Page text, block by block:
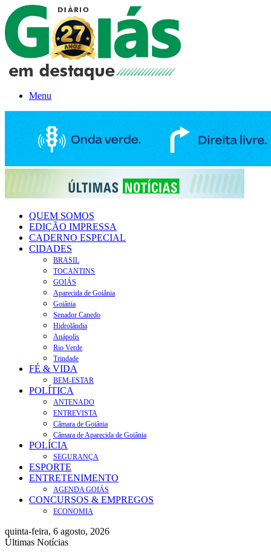
Menu
QUEM SOMOS
EDIÇÃO IMPRESSA
CADERNO ESPECIAL
CIDADES
BRASIL
TOCANTINS
GOIÁS
Aparecida de Goiânia
Goiânia
Senador Canedo
Hidrolândia
Anápolis
Rio Verde
Trindade
FÉ & VIDA
BEM-ESTAR
POLÍTICA
ANTENADO
ENTREVISTA
Câmara de Goiânia
Câmara de Aparecida de Goiânia
POLÍCIA
SEGURANÇA
ESPORTE
ENTRETENIMENTO
AGENDA GOIÁS
CONCURSOS & EMPREGOS
ECONOMIA
quinta-feira, 6 agosto, 2026
Últimas Notícias